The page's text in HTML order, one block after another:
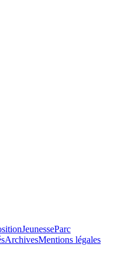
JeunesseParc
ArchivesMentions légales